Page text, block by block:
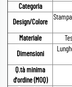
Categoria
Design/Colore
Materiale
Dimensioni
Q.tà minima
d'ordine (MOQ)